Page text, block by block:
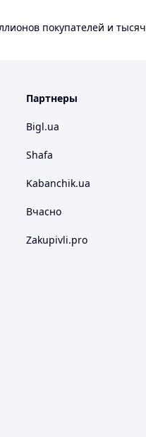
покупателей и тысяч
Партнеры
Bigl.ua
Shafa
Kabanchik.ua
Вчасно
Zakupivli.pro